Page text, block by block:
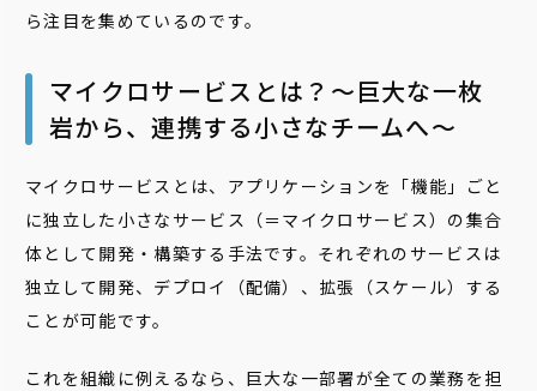
ら注目を集めているのです。
マイクロサービスとは？〜巨大な一枚
岩から、連携する小さなチームへ〜
マイクロサービスとは、アプリケーションを「機能」ごと
に独立した小さなサービス（＝マイクロサービス）の集合
体として開発・構築する手法です。それぞれのサービスは
独立して開発、デプロイ（配備）、拡張（スケール）する
ことが可能です。
これを組織に例えるなら、巨大な一部署が全ての業務を担